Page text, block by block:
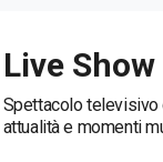
Live Show
Spettacolo televisivo
attualità e momenti